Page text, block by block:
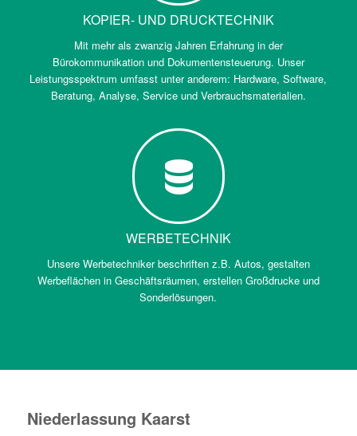
KOPIER- UND DRUCKTECHNIK
Mit mehr als zwanzig Jahren Erfahrung in der
Bürokommunikation und Dokumentensteuerung. Unser
Leistungsspektrum umfasst unter anderem: Hardware, Software,
Beratung, Analyse, Service und Verbrauchsmaterialien.
WERBETECHNIK
Unsere Werbetechniker beschriften z.B. Autos, gestalten
Werbeflächen in Geschäftsräumen, erstellen Großdrucke und
Sonderlösungen.
Niederlassung Kaarst